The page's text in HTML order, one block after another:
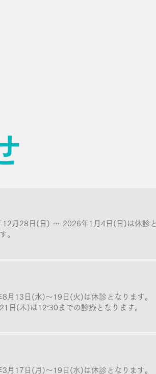
12月28日(日) 〜 2026年1月4日(日)は休診と
。
8月13日(水)〜19日(火)は休診となります。
日(木)は12:30までの診療となります。
3月17日(月)〜19日(水)は休診となります。